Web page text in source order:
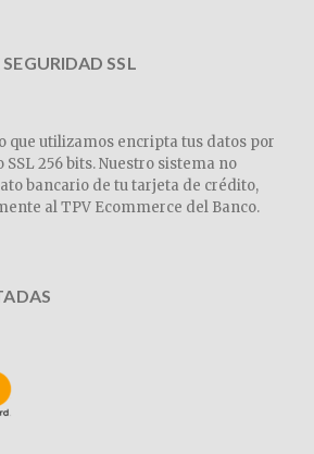
SSL
que utilizamos encripta tus datos por
256 bits. Nuestro sistema no
bancario de tu tarjeta de crédito,
al TPV Ecommerce del Banco.